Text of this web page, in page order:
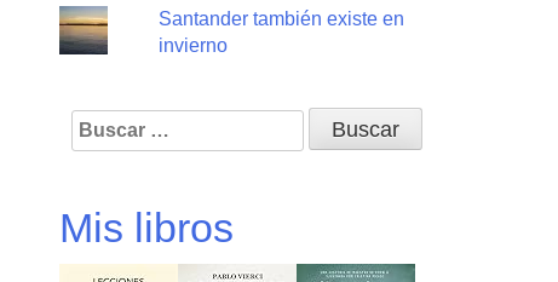
Santander también existe en
invierno
Buscar:
Mis libros